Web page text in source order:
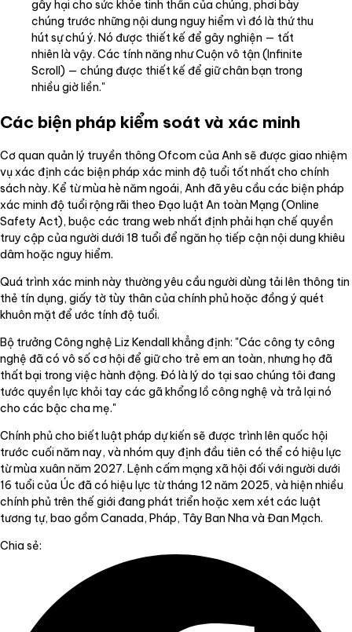
gây hại cho sức khỏe tinh thần của chúng, phơi bày
chúng trước những nội dung nguy hiểm vì đó là thứ thu
hút sự chú ý. Nó được thiết kế để gây nghiện — tất
nhiên là vậy. Các tính năng như Cuộn vô tận (Infinite
Scroll) — chúng được thiết kế để giữ chân bạn trong
nhiều giờ liền."
Các biện pháp kiểm soát và xác minh
Cơ quan quản lý truyền thông Ofcom của Anh sẽ được giao nhiệm
vụ xác định các biện pháp xác minh độ tuổi tốt nhất cho chính
sách này. Kể từ mùa hè năm ngoái, Anh đã yêu cầu các biện pháp
xác minh độ tuổi rộng rãi theo Đạo luật An toàn Mạng (Online
Safety Act), buộc các trang web nhất định phải hạn chế quyền
truy cập của người dưới 18 tuổi để ngăn họ tiếp cận nội dung khiêu
dâm hoặc nguy hiểm.
Quá trình xác minh này thường yêu cầu người dùng tải lên thông tin
thẻ tín dụng, giấy tờ tùy thân của chính phủ hoặc đồng ý quét
khuôn mặt để ước tính độ tuổi.
Bộ trưởng Công nghệ Liz Kendall khẳng định: "Các công ty công
nghệ đã có vô số cơ hội để giữ cho trẻ em an toàn, nhưng họ đã
thất bại trong việc hành động. Đó là lý do tại sao chúng tôi đang
tước quyền lực khỏi tay các gã khổng lồ công nghệ và trả lại nó
cho các bậc cha mẹ."
Chính phủ cho biết luật pháp dự kiến sẽ được trình lên quốc hội
trước cuối năm nay, và nhóm quy định đầu tiên có thể có hiệu lực
từ mùa xuân năm 2027. Lệnh cấm mạng xã hội đối với người dưới
16 tuổi của Úc đã có hiệu lực từ tháng 12 năm 2025, và hiện nhiều
chính phủ trên thế giới đang phát triển hoặc xem xét các luật
tương tự, bao gồm Canada, Pháp, Tây Ban Nha và Đan Mạch.
Chia sẻ: